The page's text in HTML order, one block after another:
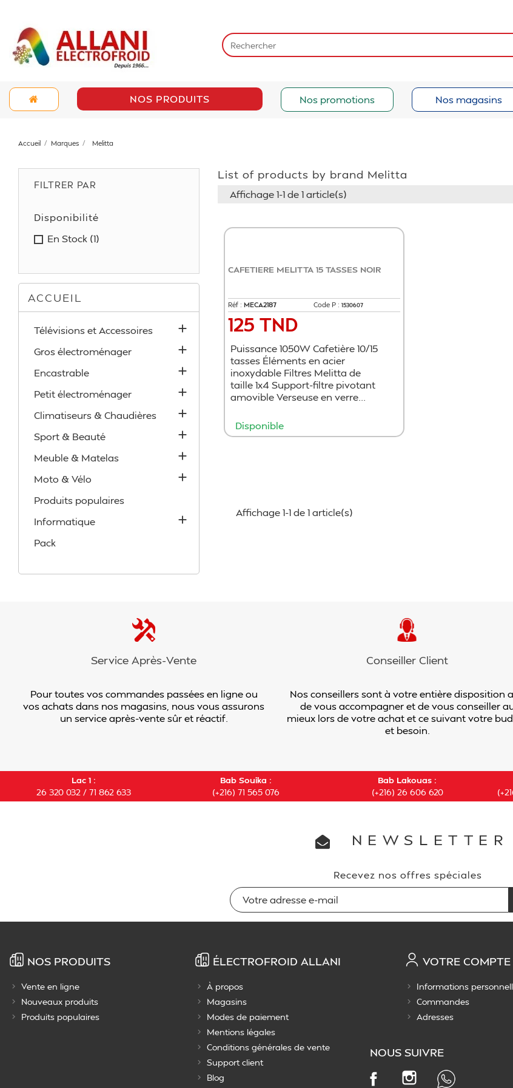
NOS PRODUITS Nos promotions Nos magasins
Accueil Marques Melitta
FILTRER PAR
Disponibilité
En Stock (1)
ACCUEIL
Télévisions et Accessoires 
Gros électroménager 
Encastrable 
Petit électroménager 
Climatiseurs & Chaudières 
Sport & Beauté 
Meuble & Matelas 
Moto & Vélo 
Produits populaires
Informatique

Pack
List of products by brand Melitta
Affichage 1-1 de 1 article(s)
CAFETIERE MELITTA 15 TASSES NOIR
Réf : MECA2187 Code P : 1530607
Prix
125 TND
Puissance 1050W Cafetière 10/15
tasses Éléments en acier
inoxydable Filtres Melitta de
taille 1x4 Support-filtre pivotant
amovible Verseuse en verre...
Disponible
Affichage 1-1 de 1 article(s)
Service Après-Vente
Pour toutes vos commandes passées en ligne ou
vos achats dans nos magasins, nous vous assurons
un service après-vente sûr et réactif.
Conseiller Client
Nos conseillers sont à votre entière disposition
de vous accompagner et de vous conseiller
mieux lors de votre achat et ce suivant votre
et besoin.
Lac 1 :
26 320 032 / 71 862 633
Bab Souika :
(+216) 71 565 076
Bab Lakouas :
(+216) 26 606 620
NEWSLETTER
Recevez nos offres spéciales
NOS PRODUITS
Vente en ligne
Nouveaux produits
Produits populaires
ÉLECTROFROID ALLANI
À propos
Magasins
Modes de paiement
Mentions légales
Conditions générales de vente
Support client
Blog
VOTRE COMPTE
Informations
Commandes
Adresses
NOUS SUIVRE
Facebook Instagram